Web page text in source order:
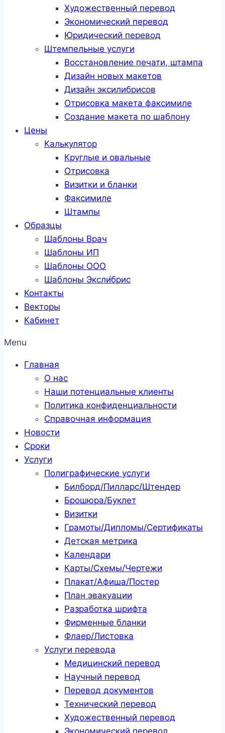
Художественный перевод
Экономический перевод
Юридический перевод
Штемпельные услуги
Восстановление печати, штампа
Дизайн новых макетов
Дизайн эксилибрисов
Отрисовка макета факсимиле
Создание макета по шаблону
Цены
Калькулятор
Круглые и овальные
Отрисовка
Визитки и бланки
Факсимиле
Штампы
Образцы
Шаблоны Врач
Шаблоны ИП
Шаблоны ООО
Шаблоны Эксли́брис
Контакты
Векторы
Кабинет
Menu
Главная
О нас
Наши потенциальные клиенты
Политика конфиденциальности
Справочная информация
Новости
Сроки
Услуги
Полиграфические услуги
Билборд/Пилларс/Штендер
Брошюра/Буклет
Визитки
Грамоты/Дипломы/Сертификаты
Детская метрика
Календари
Карты/Схемы/Чертежи
Плакат/Афиша/Постер
План эвакуации
Разработка шрифта
Фирменные бланки
Флаер/Листовка
Услуги перевода
Медицинский перевод
Научный перевод
Перевод документов
Технический перевод
Художественный перевод
Экономический перевод